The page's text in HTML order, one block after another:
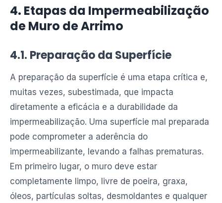
4. Etapas da Impermeabilização
de Muro de Arrimo
4.1. Preparação da Superfície
A preparação da superfície é uma etapa crítica e,
muitas vezes, subestimada, que impacta
diretamente a eficácia e a durabilidade da
impermeabilização. Uma superfície mal preparada
pode comprometer a aderência do
impermeabilizante, levando a falhas prematuras.
Em primeiro lugar, o muro deve estar
completamente limpo, livre de poeira, graxa,
óleos, partículas soltas, desmoldantes e qualquer